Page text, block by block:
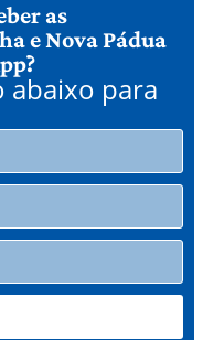
as
e Nova Pádua
abaixo para